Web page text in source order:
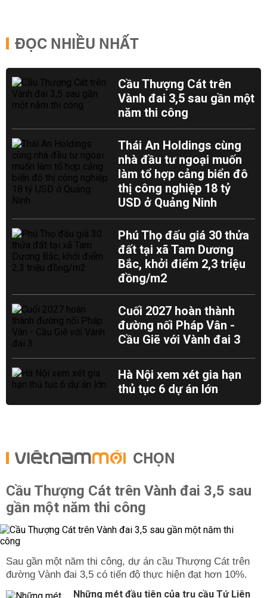
ĐỌC NHIỀU NHẤT
Cầu Thượng Cát trên
Vành đai 3,5 sau gần một
năm thi công
Thái An Holdings cùng
nhà đầu tư ngoại muốn
làm tổ hợp cảng biển đô
thị công nghiệp 18 tỷ
USD ở Quảng Ninh
Phú Thọ đấu giá 30 thửa
đất tại xã Tam Dương
Bắc, khởi điểm 2,3 triệu
đồng/m2
Cuối 2027 hoàn thành
đường nối Pháp Vân -
Cầu Giẽ với Vành đai 3
Hà Nội xem xét gia hạn
thủ tục 6 dự án lớn
CHỌN
Cầu Thượng Cát trên Vành đai 3,5 sau
gần một năm thi công
Sau gần một năm thi công, dự án cầu Thượng Cát trên
đường Vành đai 3,5 có tiến độ thực hiện đạt hơn 10%.
Những mét đầu tiên của trụ cầu Tứ Liên